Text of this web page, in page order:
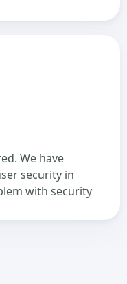
We have
security in
with security